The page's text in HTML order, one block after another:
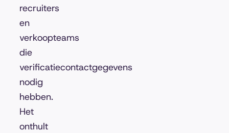
recruiters
en
verkoopteams
die
verificatiecontactgegevens
nodig
hebben.
Het
onthult